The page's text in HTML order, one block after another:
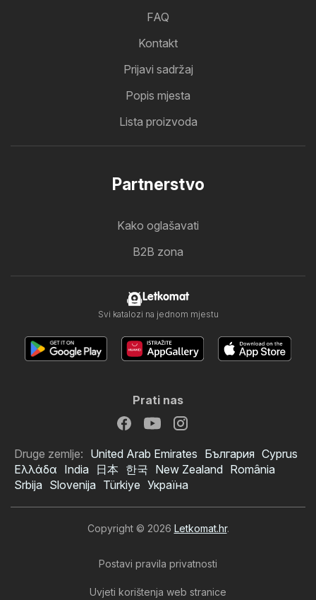
FAQ
Kontakt
Prijavi sadržaj
Popis mjesta
Lista proizvoda
Partnerstvo
Kako oglašavati
B2B zona
Letkomat
Svi katalozi na jednom mjestu
Prati nas
Druge zemlje: United Arab Emirates България Cyprus
Ελλάδα India 日本 한국 New Zealand România
Srbija Slovenija Türkiye Україна
Copyright © 2026 Letkomat.hr.
Postavi pravila privatnosti
Uvjeti korištenja web stranice